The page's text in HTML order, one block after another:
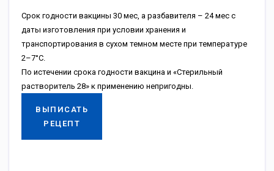
Срок годности вакцины 30 мес, а разбавителя – 24 мес с
даты изготовления при условии хранения и
транспортирования в сухом темном месте при температуре
2–7°С.
По истечении срока годности вакцина и «Стерильный
растворитель 28» к применению непригодны.
ВЫПИСАТЬ
РЕЦЕПТ